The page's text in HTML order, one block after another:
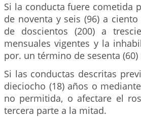
Si la conducta fuere cometida
de noventa y seis (96) a
de doscientos (200) a
mensuales vigentes y la
por. un término de sesenta (60)
Si las conductas descritas
dieciocho (18) años o
no permitida, o afectare el
tercera parte a la mitad.